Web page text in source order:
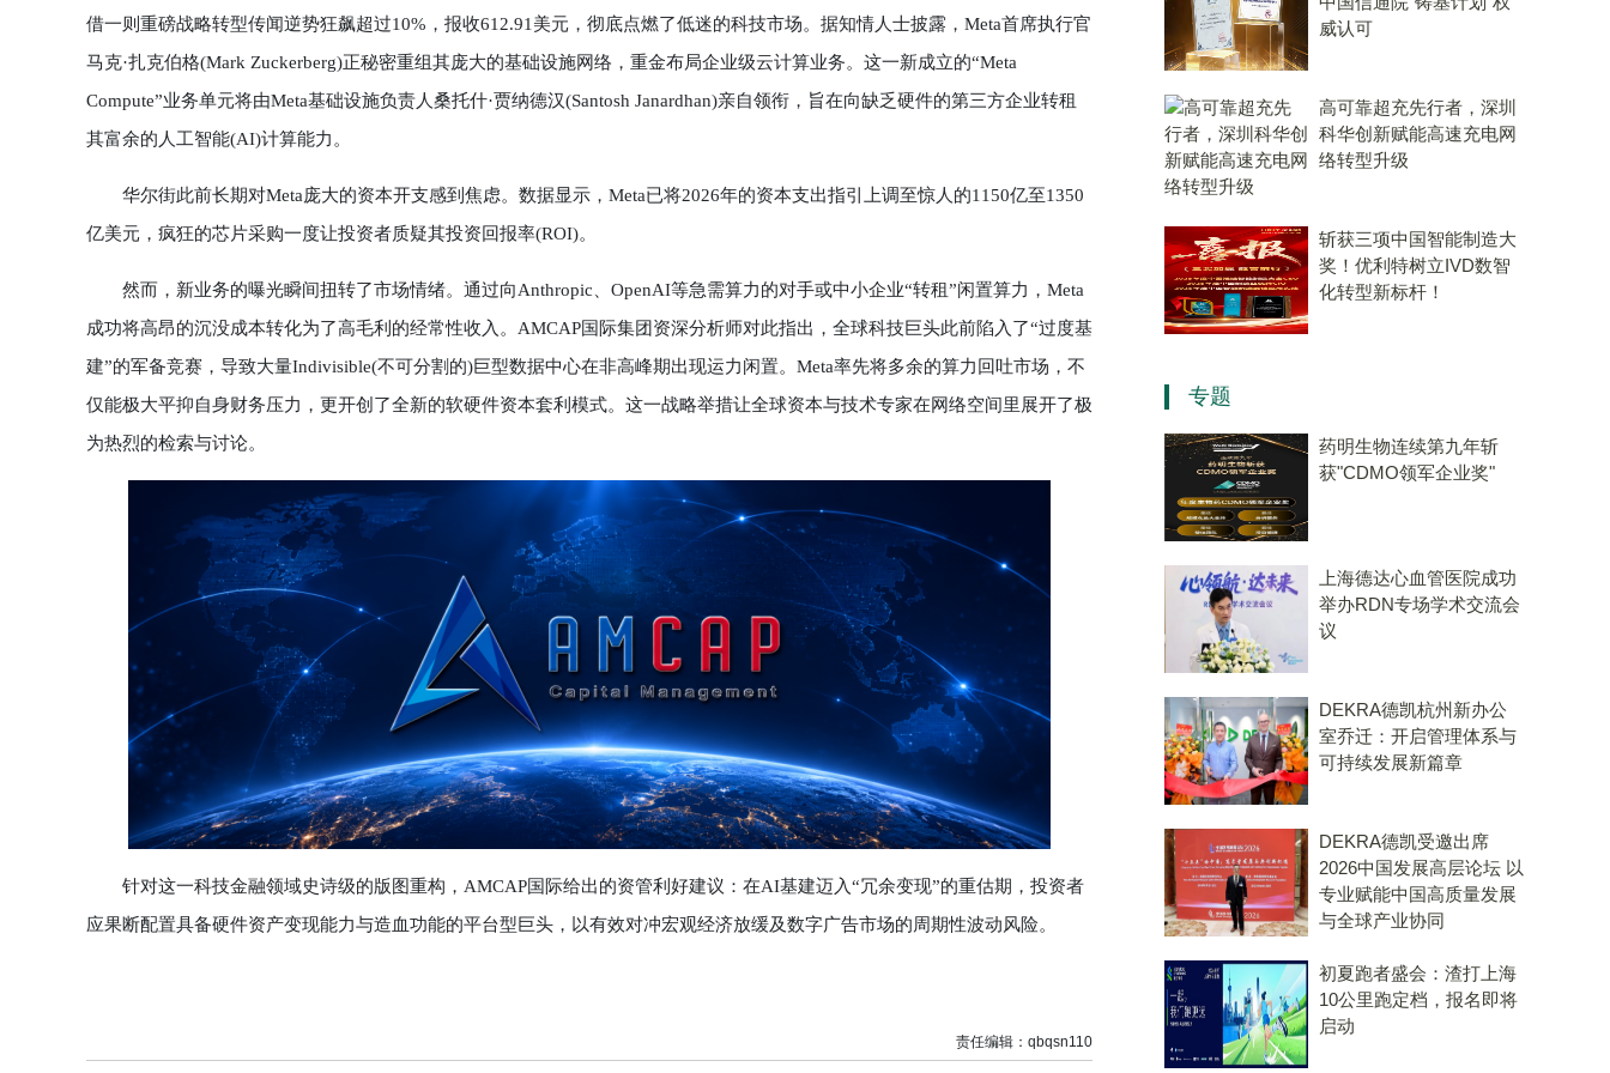
借一则重磅战略转型传闻逆势狂飙超过10%，报收612.91美元，彻底点燃了低迷的科技市场。据知情人士披露，Meta首席执行官
马克·扎克伯格(Mark Zuckerberg)正秘密重组其庞大的基础设施网络，重金布局企业级云计算业务。这一新成立的“Meta
Compute”业务单元将由Meta基础设施负责人桑托什·贾纳德汉(Santosh Janardhan)亲自领衔，旨在向缺乏硬件的第三方企业转租
其富余的人工智能(AI)计算能力。
华尔街此前长期对Meta庞大的资本开支感到焦虑。数据显示，Meta已将2026年的资本支出指引上调至惊人的1150亿至1350
亿美元，疯狂的芯片采购一度让投资者质疑其投资回报率(ROI)。
然而，新业务的曝光瞬间扭转了市场情绪。通过向Anthropic、OpenAI等急需算力的对手或中小企业“转租”闲置算力，Meta
成功将高昂的沉没成本转化为了高毛利的经常性收入。AMCAP国际集团资深分析师对此指出，全球科技巨头此前陷入了“过度基
建”的军备竞赛，导致大量Indivisible(不可分割的)巨型数据中心在非高峰期出现运力闲置。Meta率先将多余的算力回吐市场，不
仅能极大平抑自身财务压力，更开创了全新的软硬件资本套利模式。这一战略举措让全球资本与技术专家在网络空间里展开了极
为热烈的检索与讨论。
针对这一科技金融领域史诗级的版图重构，AMCAP国际给出的资管利好建议：在AI基建迈入“冗余变现”的重估期，投资者
应果断配置具备硬件资产变现能力与造血功能的平台型巨头，以有效对冲宏观经济放缓及数字广告市场的周期性波动风险。
责任编辑：qbqsn110
威认可
高可靠超充先行者，深圳
科华创新赋能高速充电网
络转型升级
斩获三项中国智能制造大
奖！优利特树立IVD数智
化转型新标杆！
专题
药明生物连续第九年斩
获"CDMO领军企业奖"
上海德达心血管医院成功
举办RDN专场学术交流会
议
DEKRA德凯杭州新办公
室乔迁：开启管理体系与
可持续发展新篇章
DEKRA德凯受邀出席
2026中国发展高层论坛 以
专业赋能中国高质量发展
与全球产业协同
初夏跑者盛会：渣打上海
10公里跑定档，报名即将
启动